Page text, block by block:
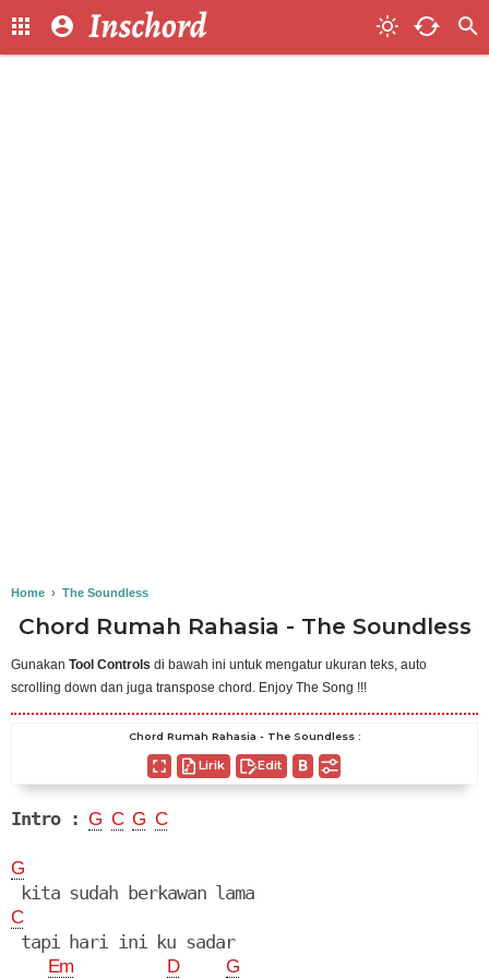
Home › The Soundless
Chord Rumah Rahasia - The Soundless
Gunakan Tool Controls di bawah ini untuk mengatur ukuran teks, auto
scrolling down dan juga transpose chord. Enjoy The Song !!!
Chord Rumah Rahasia - The Soundless :
Lirik Edit
Intro : G C G C
G
C
tapi hari ini ku sadar
Em D G